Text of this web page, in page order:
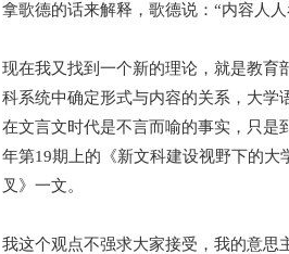
拿歌德的话来解释，歌德说：“内容人
现在我又找到一个新的理论，就是教育
科系统中确定形式与内容的关系，大学
在文言文时代是不言而喻的事实，只是
年第19期上的《新文科建设视野下的
叉》一文。
我这个观点不强求大家接受，我的意思